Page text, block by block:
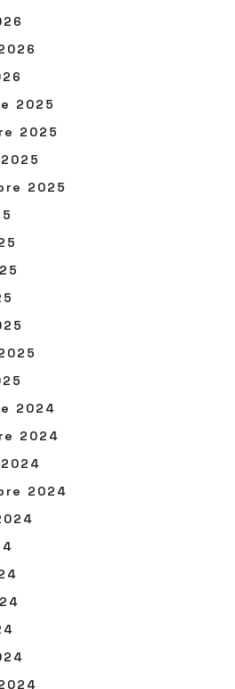
2025
2025
2025
2024
2024
2024